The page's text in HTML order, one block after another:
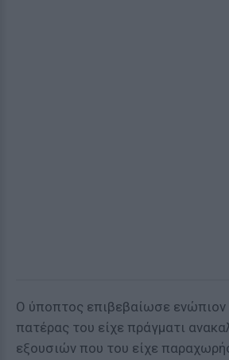
Ο ύποπτος επιβεβαίωσε ενώπιον
πατέρας του είχε πράγματι
εξουσιών που του είχε